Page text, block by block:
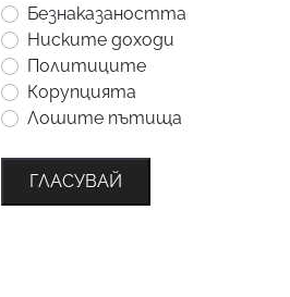
Безнаказаността
Ниските доходи
Политиците
Корупцията
Лошите пътища
ГЛАСУВАЙ